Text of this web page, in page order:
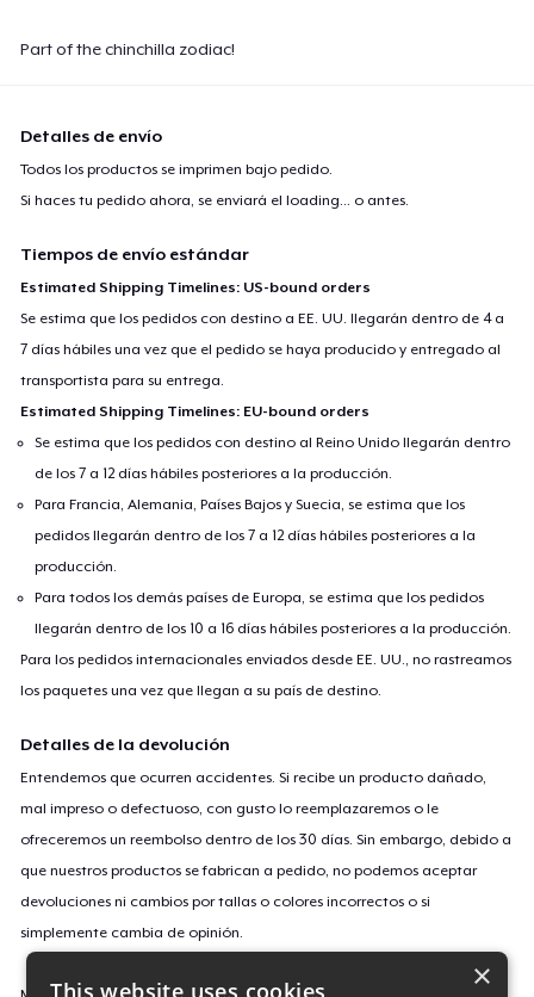
Part of the chinchilla zodiac!
Detalles de envío
Todos los productos se imprimen bajo pedido.
Si haces tu pedido ahora, se enviará elloading... o antes.
Tiempos de envío estándar
Estimated Shipping Timelines: US-bound orders
Se estima que los pedidos con destino a EE. UU. llegarán dentro de 4 a
7 días hábiles una vez que el pedido se haya producido y entregado al
transportista para su entrega.
Estimated Shipping Timelines: EU-bound orders
Se estima que los pedidos con destino al Reino Unido llegarán dentro
de los 7 a 12 días hábiles posteriores a la producción.
Para Francia, Alemania, Países Bajos y Suecia, se estima que los
pedidos llegarán dentro de los 7 a 12 días hábiles posteriores a la
producción.
Para todos los demás países de Europa, se estima que los pedidos
llegarán dentro de los 10 a 16 días hábiles posteriores a la producción.
Para los pedidos internacionales enviados desde EE. UU., no rastreamos
los paquetes una vez que llegan a su país de destino.
Detalles de la devolución
Entendemos que ocurren accidentes. Si recibe un producto dañado,
mal impreso o defectuoso, con gusto lo reemplazaremos o le
ofreceremos un reembolso dentro de los 30 días. Sin embargo, debido a
que nuestros productos se fabrican a pedido, no podemos aceptar
devoluciones ni cambios por tallas o colores incorrectos o si
simplemente cambia de opinión.
×
This website uses cookies